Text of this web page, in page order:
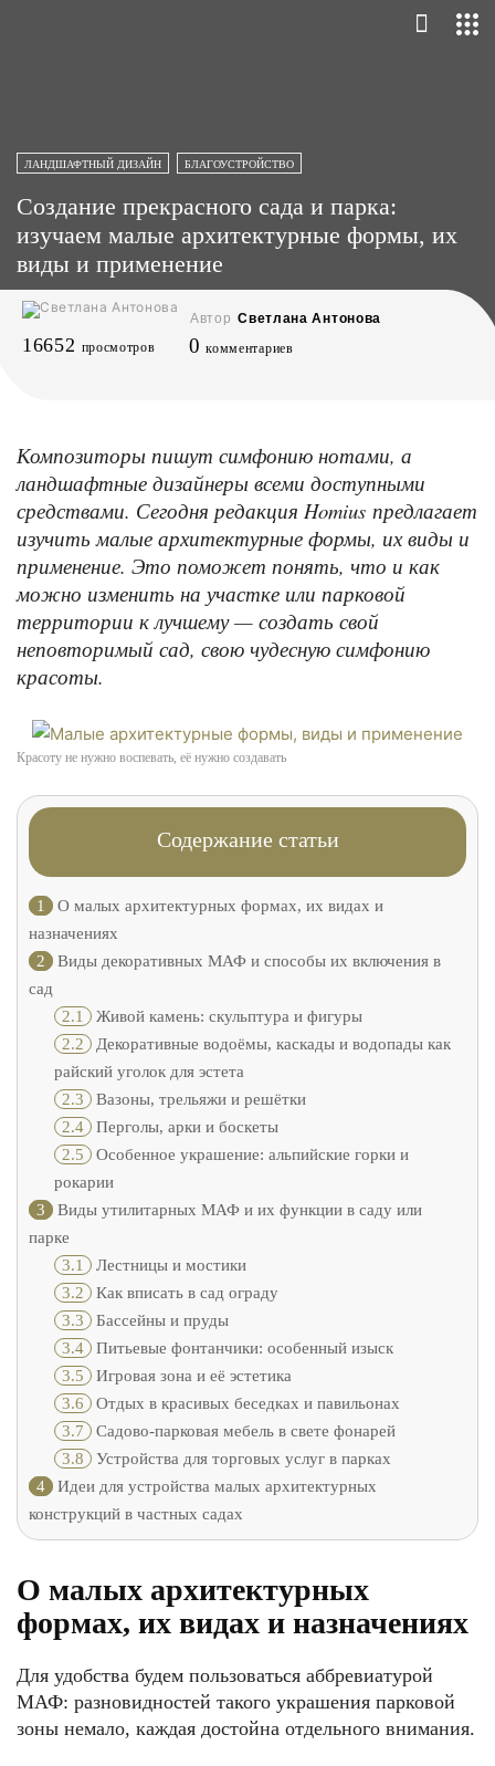
ЛАНДШАФТНЫЙ ДИЗАЙН БЛАГОУСТРОЙСТВО
Создание прекрасного сада и парка:
изучаем малые архитектурные формы, их
виды и применение
Автор Светлана Антонова
16652 просмотров 0 комментариев
Композиторы пишут симфонию нотами, а
ландшафтные дизайнеры всеми доступными
средствами. Сегодня редакция Homius предлагает
изучить малые архитектурные формы, их виды и
применение. Это поможет понять, что и как
можно изменить на участке или парковой
территории к лучшему — создать свой
неповторимый сад, свою чудесную симфонию
красоты.
Красоту не нужно воспевать, её нужно создавать
Содержание статьи
1
О малых архитектурных формах, их видах и
назначениях
2
Виды декоративных МАФ и способы их включения в
сад
2.1 Живой камень: скульптура и фигуры
2.2 Декоративные водоёмы, каскады и водопады как
райский уголок для эстета
2.3 Вазоны, трельяжи и решётки
2.4 Перголы, арки и боскеты
2.5 Особенное украшение: альпийские горки и
рокарии
3
Виды утилитарных МАФ и их функции в саду или
парке
3.1 Лестницы и мостики
3.2 Как вписать в сад ограду
3.3 Бассейны и пруды
3.4 Питьевые фонтанчики: особенный изыск
3.5 Игровая зона и её эстетика
3.6 Отдых в красивых беседках и павильонах
3.7 Садово-парковая мебель в свете фонарей
3.8 Устройства для торговых услуг в парках
4
Идеи для устройства малых архитектурных
конструкций в частных садах
О малых архитектурных
формах, их видах и назначениях
Для удобства будем пользоваться аббревиатурой
МАФ: разновидностей такого украшения парковой
зоны немало, каждая достойна отдельного внимания.